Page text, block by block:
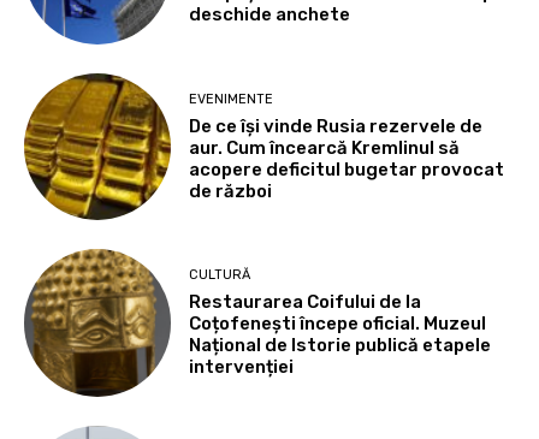
deschide anchete
EVENIMENTE
De ce își vinde Rusia rezervele de
aur. Cum încearcă Kremlinul să
acopere deficitul bugetar provocat
de război
CULTURĂ
Restaurarea Coifului de la
Coțofenești începe oficial. Muzeul
Național de Istorie publică etapele
intervenției